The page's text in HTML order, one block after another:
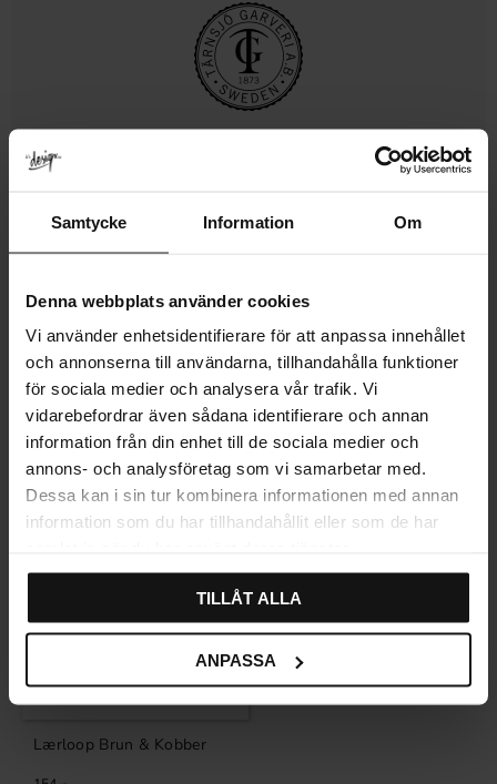
Samtycke Information Om
Denna webbplats använder cookies
Vi använder enhetsidentifierare för att anpassa innehållet
och annonserna till användarna, tillhandahålla funktioner
för sociala medier och analysera vår trafik. Vi
vidarebefordrar även sådana identifierare och annan
information från din enhet till de sociala medier och
annons- och analysföretag som vi samarbetar med.
Dessa kan i sin tur kombinera informationen med annan
information som du har tillhandahållit eller som de har
TILLÅT ALLA
ANPASSA
MÅL OG MONTERING
ANMELDELSER
Relaterte produkter
Lærloop Brun & Kobber
SVENSK LÆR